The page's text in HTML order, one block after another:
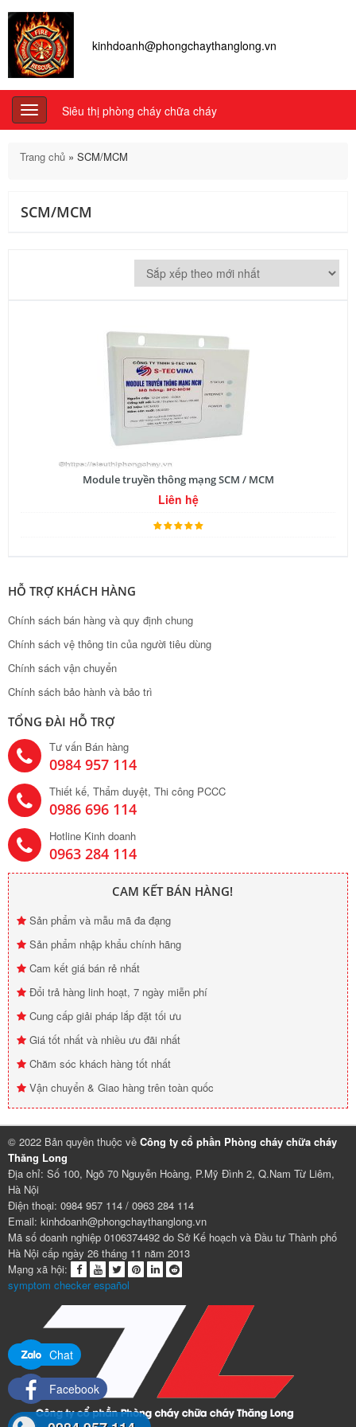
kinhdoanh@phongchaythanglong.vn
Toggle
navigation
Siêu thị phòng cháy chữa cháy
Trang chủ » SCM/MCM
SCM/MCM
Module truyền thông mạng SCM / MCM
Liên hệ
HỖ TRỢ KHÁCH HÀNG
Chính sách bán hàng và quy định chung
Chính sách vệ thông tin của người tiêu dùng
Chính sách vận chuyển
Chính sách bảo hành và bảo trì
TỔNG ĐÀI HỖ TRỢ
Tư vấn Bán hàng
0984 957 114
Thiết kế, Thẩm duyệt, Thi công PCCC
0986 696 114
Hotline Kinh doanh
0963 284 114
CAM KẾT BÁN HÀNG!
Sản phẩm và mẫu mã đa đạng
Sản phẩm nhập khẩu chính hãng
Cam kết giá bán rẻ nhất
Đổi trả hàng linh hoạt, 7 ngày miễn phí
Cung cấp giải pháp lắp đặt tối ưu
Giá tốt nhất và nhiều ưu đãi nhất
Chăm sóc khách hàng tốt nhất
Vận chuyển & Giao hàng trên toàn quốc
© 2022 Bản quyền thuộc về Công ty cổ phần Phòng cháy chữa cháy
Thăng Long
Địa chỉ: Số 100, Ngõ 70 Nguyễn Hoàng, P.Mỹ Đình 2, Q.Nam Từ Liêm,
Hà Nội
Điện thoại: 0984 957 114 / 0963 284 114
Email: kinhdoanh@phongchaythanglong.vn
Mã số doanh nghiệp 0106374492 do Sở Kế hoạch và Đầu tư Thành phố
Hà Nội cấp ngày 26 tháng 11 năm 2013
Mạng xã hội:
symptom checker español
Chat
Facebook